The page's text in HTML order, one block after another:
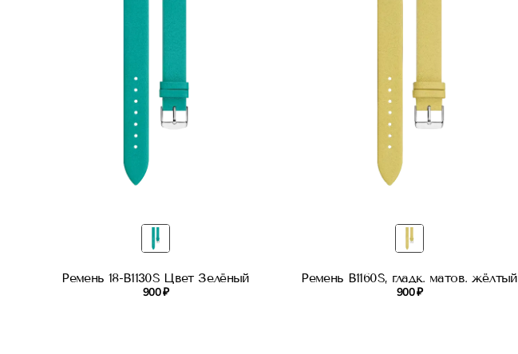
Ремень 18-B1130S Цвет Зелёный
900 ₽
Ремень B1160S, гладк. матов. жёлтый
900 ₽